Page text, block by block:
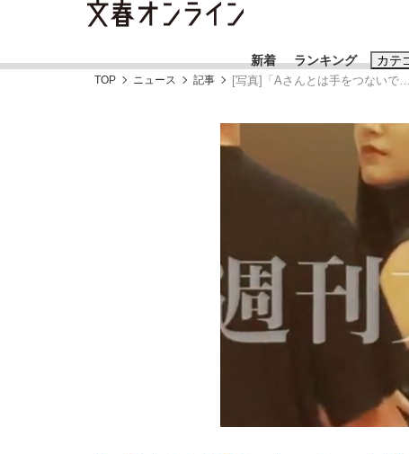
新着 ランキング カテ
「90%は失敗する。でも…」本田圭佑が初め
終戦から81年
おすすめのキ
#藤田晋 #三
TOP ニュース 記事 [写真]「Aさんとは手をつないで